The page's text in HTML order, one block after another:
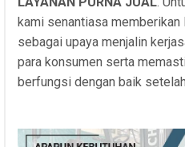
kami senantiasa memberikan
sebagai upaya menjalin
para konsumen serta
berfungsi dengan baik